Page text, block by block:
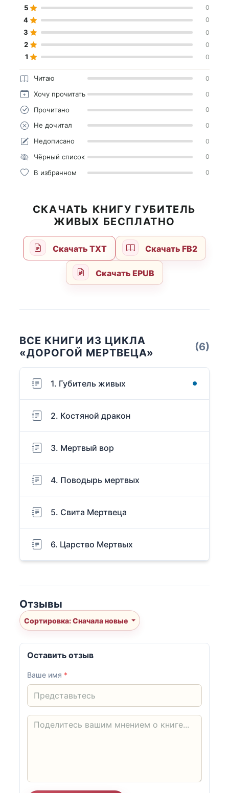
5 0
4 0
3 0
2 0
1 0
Читаю 0
Хочу прочитать 0
Прочитано 0
Не дочитал 0
Недописано 0
Чёрный список 0
В избранном 0
СКАЧАТЬ КНИГУ ГУБИТЕЛЬ
ЖИВЫХ БЕСПЛАТНО
Скачать TXT Скачать FB2
Скачать EPUB
ВСЕ КНИГИ ИЗ ЦИКЛА
«ДОРОГОЙ МЕРТВЕЦА»
(6)
1. Губитель живых
2. Костяной дракон
3. Мертвый вор
4. Поводырь мертвых
5. Свита Мертвеца
6. Царство Мертвых
Отзывы
Сортировка: Сначала новые
Оставить отзыв
Ваше имя *